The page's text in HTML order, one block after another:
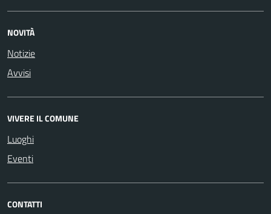
NOVITÀ
Notizie
Avvisi
VIVERE IL COMUNE
Luoghi
Eventi
CONTATTI